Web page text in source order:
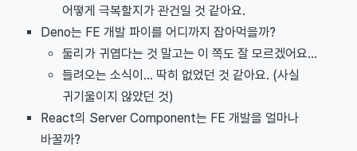
어떻게 극복할지가 관건일 것 같아요.
Deno는 FE 개발 파이를 어디까지 잡아먹을까?
둘리가 귀엽다는 것 말고는 이 쪽도 잘 모르겠어요...
들려오는 소식이... 딱히 없었던 것 같아요. (사실
귀기울이지 않았던 것)
React의 Server Component는 FE 개발을 얼마나
바꿀까?